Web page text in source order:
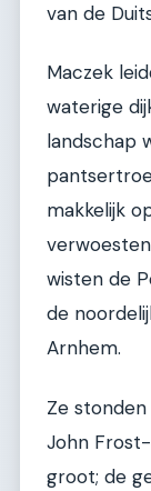
van de
Maczek
waterige
landschap
makkelijk
wisten de
de
Arnhem.
Ze
John
groot; de